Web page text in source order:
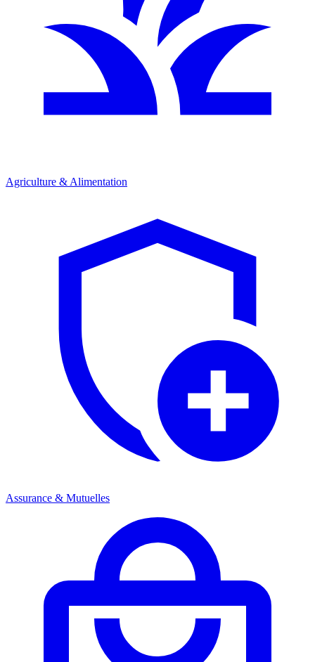
Agriculture & Alimentation
Assurance & Mutuelles